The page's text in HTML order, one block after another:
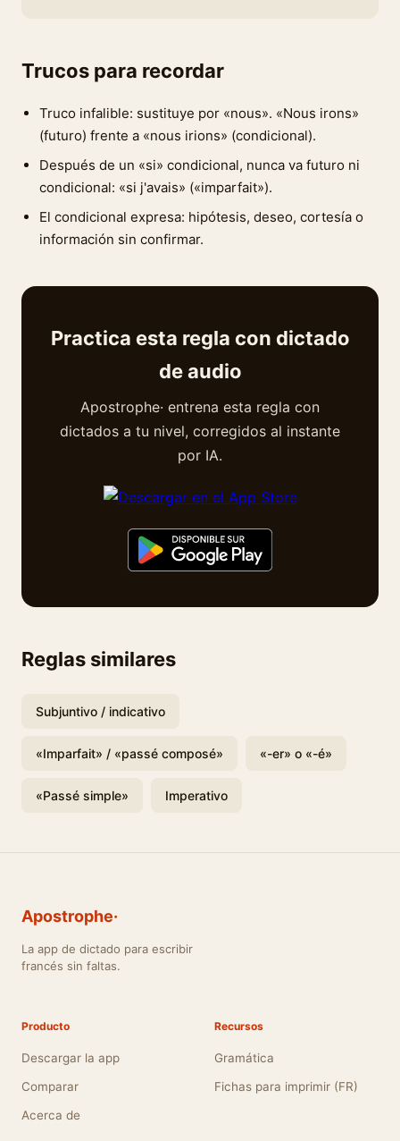
Trucos para recordar
Truco infalible: sustituye por «nous». «Nous irons»
(futuro) frente a «nous irions» (condicional).
Después de un «si» condicional, nunca va futuro ni
condicional: «si j'avais» («imparfait»).
El condicional expresa: hipótesis, deseo, cortesía o
información sin confirmar.
Practica esta regla con dictado
de audio
Apostrophe· entrena esta regla con
dictados a tu nivel, corregidos al instante
por IA.
Reglas similares
Subjuntivo / indicativo
«Imparfait» / «passé composé» «-er» o «-é»
«Passé simple» Imperativo
Apostrophe·
La app de dictado para escribir
francés sin faltas.
Producto
Descargar la app
Comparar
Acerca de
Recursos
Gramática
Fichas para imprimir (FR)